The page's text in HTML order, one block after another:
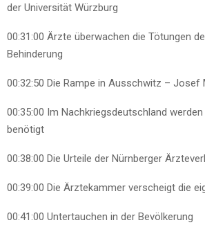
der Universität Würzburg
00:31:00 Ärzte überwachen die Tötungen
Behinderung
00:32:50 Die Rampe in Ausschwitz – Josef
00:35:00 Im Nachkriegsdeutschland
benötigt
00:38:00 Die Urteile der Nürnberger
00:39:00 Die Ärztekammer verscheigt die
00:41:00 Untertauchen in der Bevölkerung